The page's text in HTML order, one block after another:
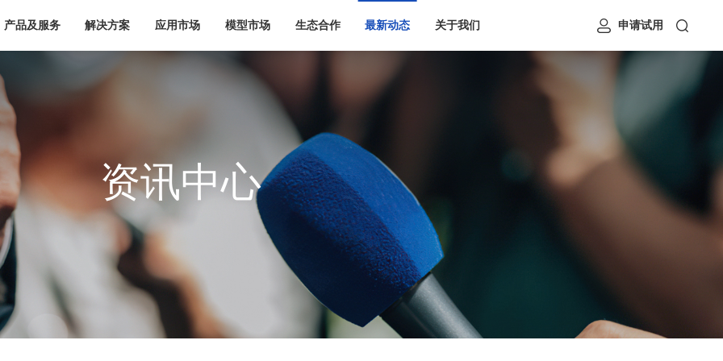
产品及服务 解决方案 应用市场 模型市场 生态合作 最新动态 关于我们 申请试用
资讯中心